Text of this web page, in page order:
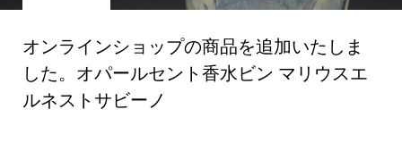
オンラインショップの商品を追加いたしま
した。オパールセント香水ビン マリウスエ
ルネストサビーノ